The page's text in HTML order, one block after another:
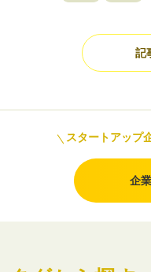
記
スタートアップ
企